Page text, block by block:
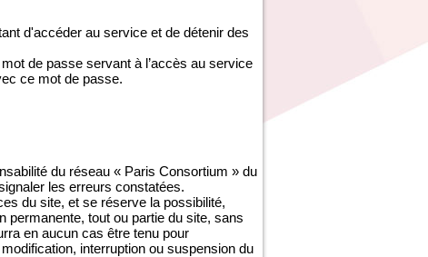
d'accéder au service et de détenir des
de passe servant à l’accès au service
ce mot de passe.
du réseau « Paris Consortium » du
les erreurs constatées.
du site, et se réserve la possibilité,
permanente, tout ou partie du site, sans
en aucun cas être tenu pour
interruption ou suspension du